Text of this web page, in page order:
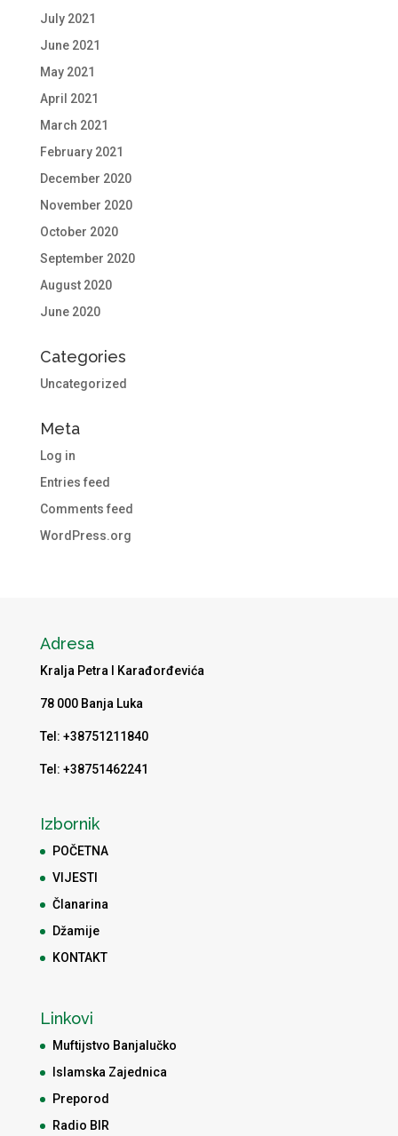
July 2021
June 2021
May 2021
April 2021
March 2021
February 2021
December 2020
November 2020
October 2020
September 2020
August 2020
June 2020
Categories
Uncategorized
Meta
Log in
Entries feed
Comments feed
WordPress.org
Adresa
Kralja Petra I Karađorđevića
78 000 Banja Luka
Tel: +38751211840
Tel: +38751462241
Izbornik
POČETNA
VIJESTI
Članarina
Džamije
KONTAKT
Linkovi
Muftijstvo Banjalučko
Islamska Zajednica
Preporod
Radio BIR